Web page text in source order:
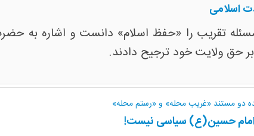
اسلامی
تقریب را «حفظ اسلام» دانست و اشاره به
حق ولایت خود ترجیح دادند.
دو مستند «غریب محله» و «رستم محله»
حسین(ع) سیاسی نیست!